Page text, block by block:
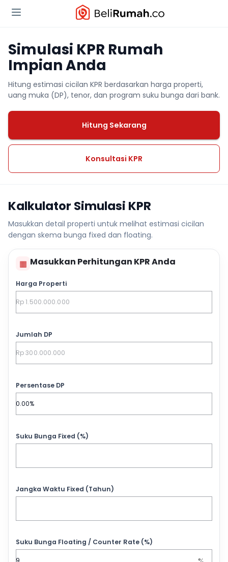
Simulasi KPR Rumah
Impian Anda
Hitung estimasi cicilan KPR berdasarkan harga properti,
uang muka (DP), tenor, dan program suku bunga dari bank.
Hitung Sekarang
Konsultasi KPR
Kalkulator Simulasi KPR
Masukkan detail properti untuk melihat estimasi cicilan
dengan skema bunga fixed dan floating.
▦ Masukkan Perhitungan KPR Anda
Harga Properti
Jumlah DP
Persentase DP
Suku Bunga Fixed (%)
Jangka Waktu Fixed (Tahun)
Suku Bunga Floating / Counter Rate (%)